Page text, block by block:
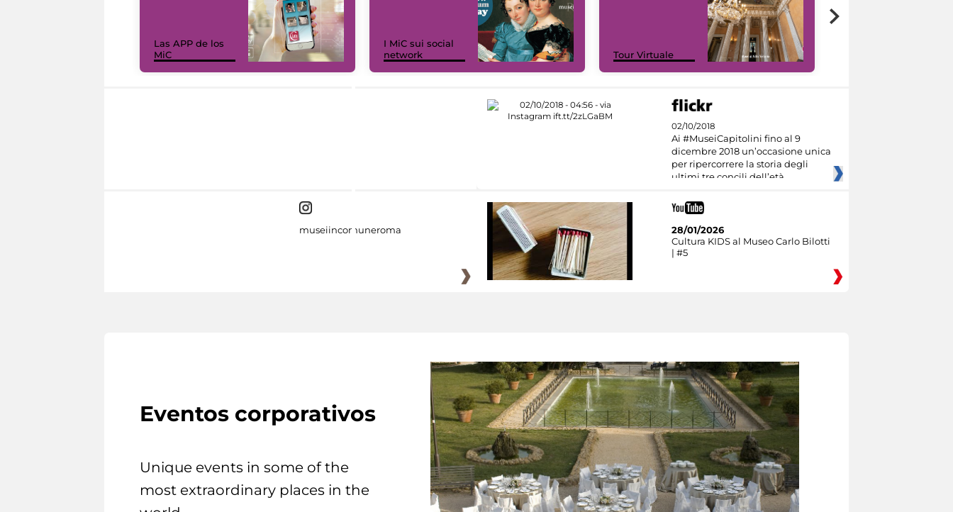
Las APP de los
MiC
I MiC sui social
network
Tour Virtuale
02/10/2018
Ai #MuseiCapitolini fino al 9
dicembre 2018 un’occasione unica
per ripercorrere la storia degli
ultimi tre concili dell’età
museiincomuneroma
28/01/2026
Cultura KIDS al Museo Carlo Bilotti
| #5
Eventos corporativos
Unique events in some of the
most extraordinary places in the